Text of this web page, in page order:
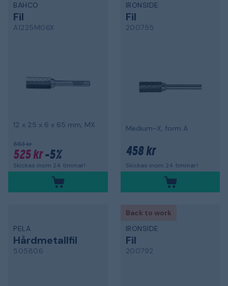
BAHCO
Fil
A1225M06X
12 x 25 x 6 x 65 mm, MX
553 kr
525 kr-5%
Skickas inom 24 timmar!
IRONSIDE
Fil
200755
Medium-X, form A
458 kr
Skickas inom 24 timmar!
PELA
Hårdmetallfil
505806
Back to work
IRONSIDE
Fil
200792